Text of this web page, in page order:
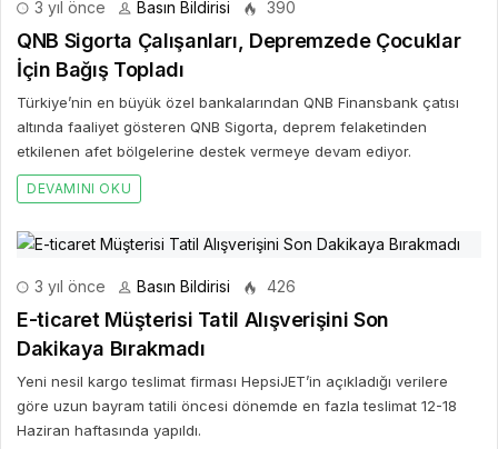
3 yıl önce Basın Bildirisi 390
QNB Sigorta Çalışanları, Depremzede Çocuklar
İçin Bağış Topladı
Türkiye’nin en büyük özel bankalarından QNB Finansbank çatısı
altında faaliyet gösteren QNB Sigorta, deprem felaketinden
etkilenen afet bölgelerine destek vermeye devam ediyor.
DEVAMINI OKU
3 yıl önce Basın Bildirisi 426
E-ticaret Müşterisi Tatil Alışverişini Son
Dakikaya Bırakmadı
Yeni nesil kargo teslimat firması HepsiJET’in açıkladığı verilere
göre uzun bayram tatili öncesi dönemde en fazla teslimat 12-18
Haziran haftasında yapıldı.